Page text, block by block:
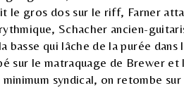
le gros dos sur le riff, Farner
Schacher ancien-
basse qui lâche de la purée
sur le matraquage de Brewer
syndical, on retombe